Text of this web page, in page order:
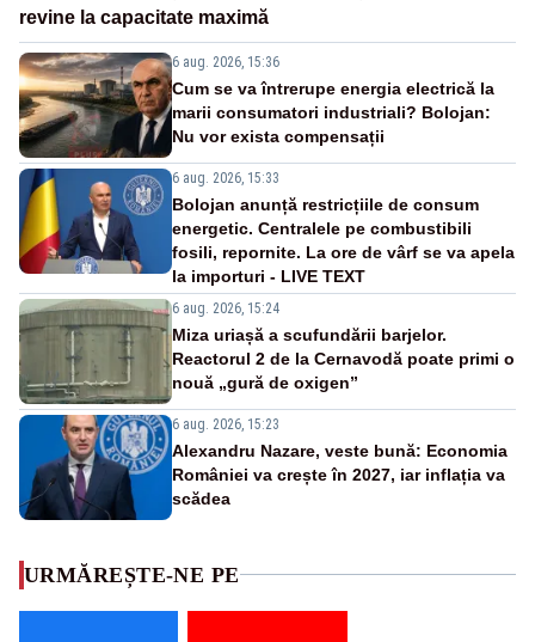
revine la capacitate maximă
6 aug. 2026, 15:36
Cum se va întrerupe energia electrică la
marii consumatori industriali? Bolojan:
Nu vor exista compensații
6 aug. 2026, 15:33
Bolojan anunță restricțiile de consum
energetic. Centralele pe combustibili
fosili, repornite. La ore de vârf se va apela
la importuri - LIVE TEXT
6 aug. 2026, 15:24
Miza uriașă a scufundării barjelor.
Reactorul 2 de la Cernavodă poate primi o
nouă „gură de oxigen”
6 aug. 2026, 15:23
Alexandru Nazare, veste bună: Economia
României va crește în 2027, iar inflația va
scădea
URMĂREȘTE-NE PE